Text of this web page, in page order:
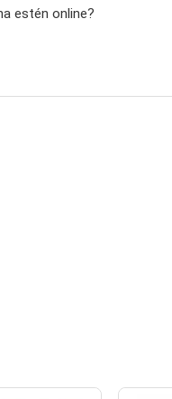
estén online?